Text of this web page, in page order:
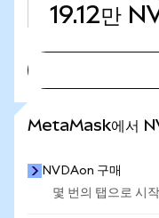
19.12만
MetaMask에서
NVDAon 구매
몇 번의 탭으로 시